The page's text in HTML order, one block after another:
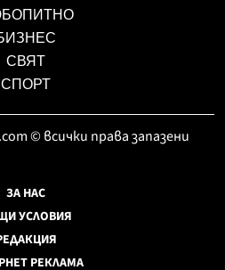
СВЯТ
СПОРТ
© всички права запазени
ЗА НАС
УСЛОВИЯ
РЕКЛАМА